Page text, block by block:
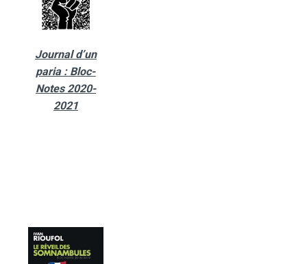
Journal d’un
paria : Bloc-
Notes 2020-
2021